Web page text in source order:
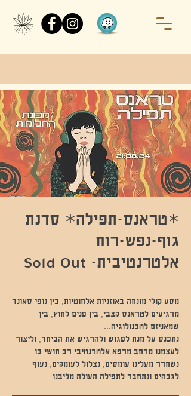
*טראנס-תפילה* סדנת
גוף-נפש-רוח
אלטרנטיבית- Sold Out
מסע קולי מונחה באוזניות אלחוטיות, בין נופי סאונד
מרגיעים לטראנס קצבי, בין פנים לחוץ, בין
נתכנס על מנת לפגוש ולהרגיש את הביחד, וליצור
לעצמנו מרחב מרפא אלטרנטיבי רב חושי בו
נשחרר מעלינו עומסים, נצלול לעומקים, נעוף
לגבהים ונתחבר לתפילה העולה מליבנו